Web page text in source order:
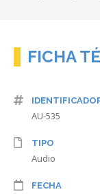
FICHA
AU-535
TIPO
Audio
FECHA